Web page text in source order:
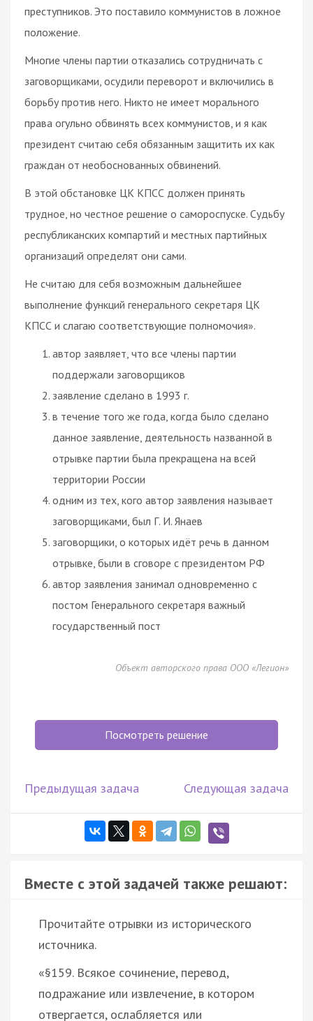
преступников. Это поставило коммунистов в ложное
положение.
Многие члены партии отказались сотрудничать с
заговорщиками, осудили переворот и включились в
борьбу против него. Никто не имеет морального
права огульно обвинять всех коммунистов, и я как
президент считаю себя обязанным защитить их как
граждан от необоснованных обвинений.
В этой обстановке ЦК КПСС должен принять
трудное, но честное решение о самороспуске. Судьбу
республиканских компартий и местных партийных
организаций определят они сами.
Не считаю для себя возможным дальнейшее
выполнение функций генерального секретаря ЦК
КПСС и слагаю соответствующие полномочия».
автор заявляет, что все члены партии
поддержали заговорщиков
заявление сделано в 1993 г.
в течение того же года, когда было сделано
данное заявление, деятельность названной в
отрывке партии была прекращена на всей
территории России
одним из тех, кого автор заявления называет
заговорщиками, был Г. И. Янаев
заговорщики, о которых идёт речь в данном
отрывке, были в сговоре с президентом РФ
автор заявления занимал одновременно с
постом Генерального секретаря важный
государственный пост
Объект авторского права ООО «Легион»
Посмотреть решение
Предыдущая задача Следующая задача
Вместе с этой задачей также решают:
Прочитайте отрывки из исторического
источника.
«§159. Всякое сочинение, перевод,
подражание или извлечение, в котором
отвергается, ослабляется или